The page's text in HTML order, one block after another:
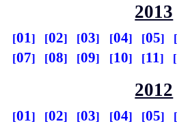
2013
01 02 03 04 05
07
08 09 10 11
2012
01 02 03 04 05